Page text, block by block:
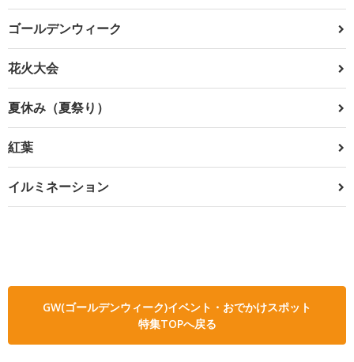
ゴールデンウィーク
花火大会
夏休み（夏祭り）
紅葉
イルミネーション
GW(ゴールデンウィーク)イベント・おでかけスポット
特集TOPへ戻る